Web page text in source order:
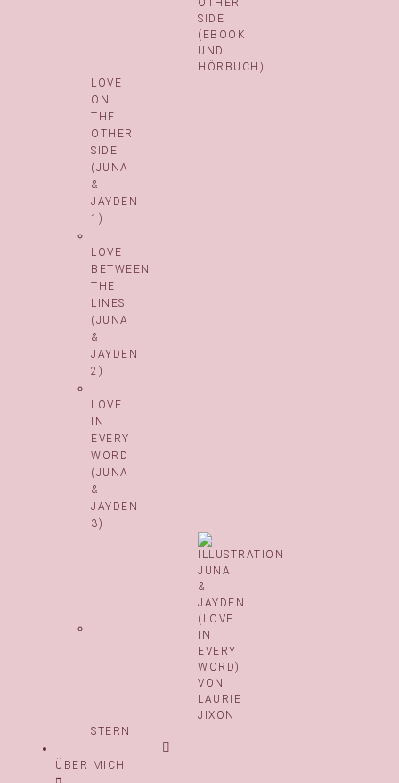
LOVE
ON
THE
OTHER
SIDE
(JUNA
&
JAYDEN
1)
LOVE
BETWEEN
THE
LINES
(JUNA
&
JAYDEN
2)
LOVE
IN
EVERY
WORD
(JUNA
&
JAYDEN
3)
STERN
ÜBER MICH